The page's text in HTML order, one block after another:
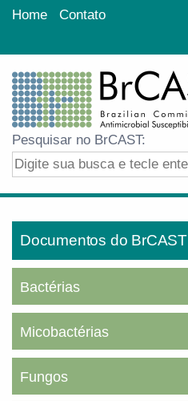
Home Contato
Pesquisar no BrCAST:
Documentos do BrCAST
Bactérias
Micobactérias
Fungos